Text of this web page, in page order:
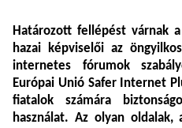
Határozott fellépést várnak
hazai képviselői az
internetes fórumok
Európai Unió Safer Internet
fiatalok számára
használat. Az olyan oldalak,